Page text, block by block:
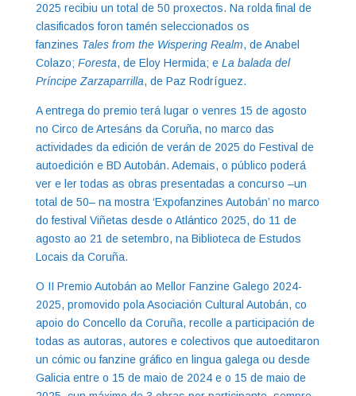
2025 recibiu un total de 50 proxectos. Na rolda final de
clasificados foron tamén seleccionados os
fanzines Tales from the Wispering Realm, de Anabel
Colazo; Foresta, de Eloy Hermida; e La balada del
Príncipe Zarzaparrilla, de Paz Rodríguez.
A entrega do premio terá lugar o venres 15 de agosto
no Circo de Artesáns da Coruña, no marco das
actividades da edición de verán de 2025 do Festival de
autoedición e BD Autobán. Ademais, o público poderá
ver e ler todas as obras presentadas a concurso –un
total de 50– na mostra ‘Expofanzines Autobán’ no marco
do festival Viñetas desde o Atlántico 2025, do 11 de
agosto ao 21 de setembro, na Biblioteca de Estudos
Locais da Coruña.
O II Premio Autobán ao Mellor Fanzine Galego 2024-
2025, promovido pola Asociación Cultural Autobán, co
apoio do Concello da Coruña, recolle a participación de
todas as autoras, autores e colectivos que autoeditaron
un cómic ou fanzine gráfico en lingua galega ou desde
Galicia entre o 15 de maio de 2024 e o 15 de maio de